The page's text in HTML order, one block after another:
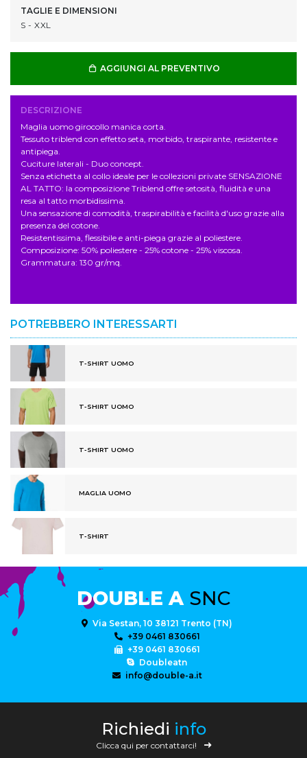
TAGLIE E DIMENSIONI
S - XXL
AGGIUNGI AL PREVENTIVO
DESCRIZIONE
Maglia uomo girocollo manica corta.
Tessuto triblend con effetto seta, morbido, traspirante, resistente e
antipiega.
Cuciture laterali - Duo concept.
Senza etichetta al collo ideale per le collezioni private SENSAZIONE
AL TATTO: la composizione Triblend offre setosità, fluidità e una
resa al tatto morbidissima.
Una sensazione di comodità, traspirabilità e facilità d'uso grazie alla
presenza del cotone.
Resistentissima, flessibile e anti-piega grazie al poliestere.
Composizione: 50% poliestere - 25% cotone - 25% viscosa.
Grammatura: 130 gr/mq.
POTREBBERO INTERESSARTI
T-SHIRT UOMO
T-SHIRT UOMO
T-SHIRT UOMO
MAGLIA UOMO
T-SHIRT
DOUBLE A SNC
Via Sestan, 10 38121 Trento (TN)
+39 0461 830661
+39 0461 830661
Doubleatn
info@double-a.it
Richiedi info
Clicca qui per contattarci!